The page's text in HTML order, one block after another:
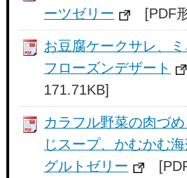
ーツゼリー
[PDF
お豆腐ケークサレ、ミ
フローズンデザート
171.71KB]
カラフル野菜の肉づ
じスープ、かむかむ
グルトゼリー